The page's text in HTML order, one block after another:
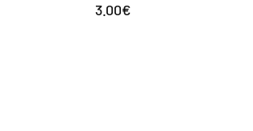
3.00